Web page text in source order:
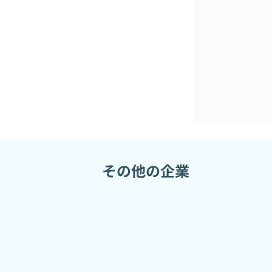
その他の企業